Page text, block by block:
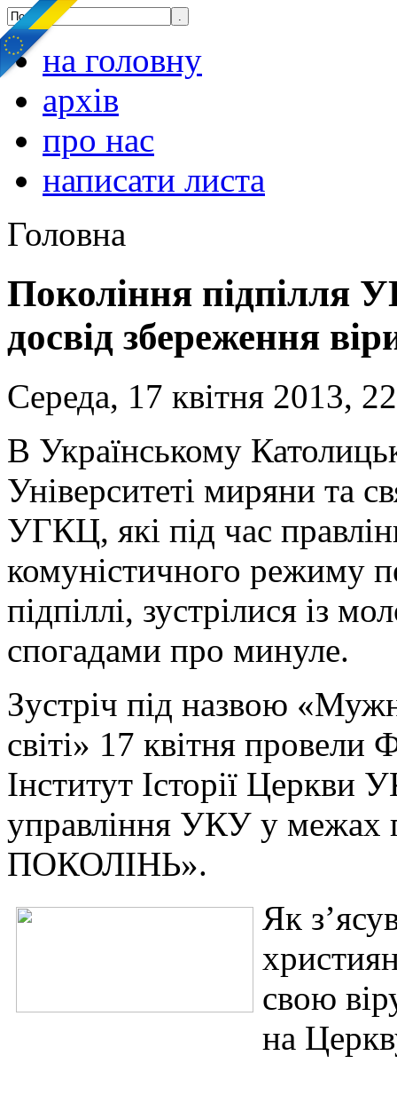
на головну
архів
про нас
написати листа
Головна
Покоління підпілля
досвід збереження
Середа, 17 квітня 2013,
В Українському
Університеті миряни та
УГКЦ, які під час
комуністичного режиму
підпіллі, зустрілися із
спогадами про минуле.
Зустріч під назвою
світі» 17 квітня
Інститут Історії Церкви
управління УКУ у
ПОКОЛІНЬ».
Як
свою
на